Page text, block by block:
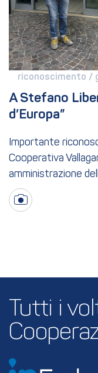
riconoscimento /
A Stefano
d’Europa”
Importante
Cooperativa
amministrazione
Tutti i